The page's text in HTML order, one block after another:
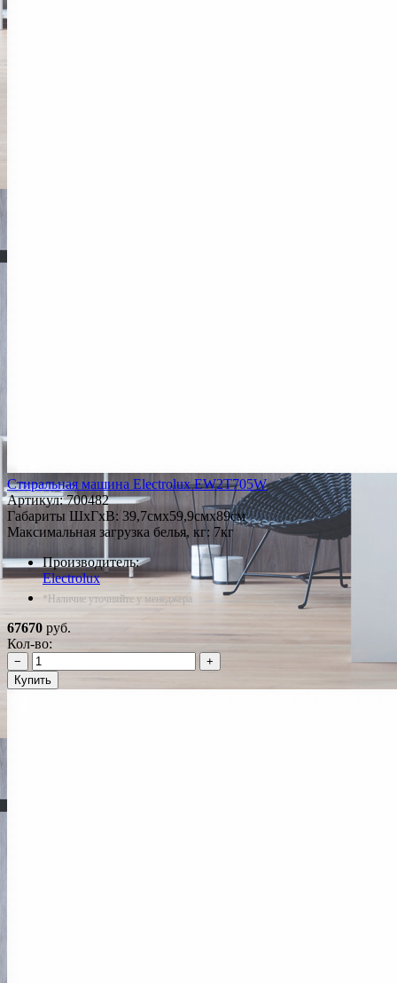
Стиральная машина Electrolux EW2T705W
Артикул:700482
Габариты ШxГxВ: 39,7смx59,9смx89см
Максимальная загрузка белья, кг: 7кг
Производитель:
Electrolux
*Наличие уточняйте у менеджера
67670 руб.
Кол-во:
−
+
Купить